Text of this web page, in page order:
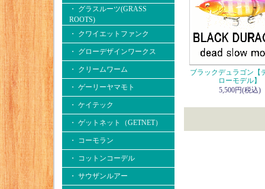
・ グラスルーツ(GRASS
ROOTS)
・ クワイエットファンク
・ グローデザインワークス
・ クリームワーム
・ ゲーリーヤマモト
・ ケイテック
・ ゲットネット（GETNET）
・ コーモラン
・ コットンコーデル
・ サウザンルアー
ブラックデュラゴン【
ローモデル】
5,500円(税込)